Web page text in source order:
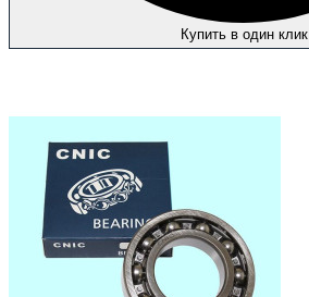
Купить в один клик